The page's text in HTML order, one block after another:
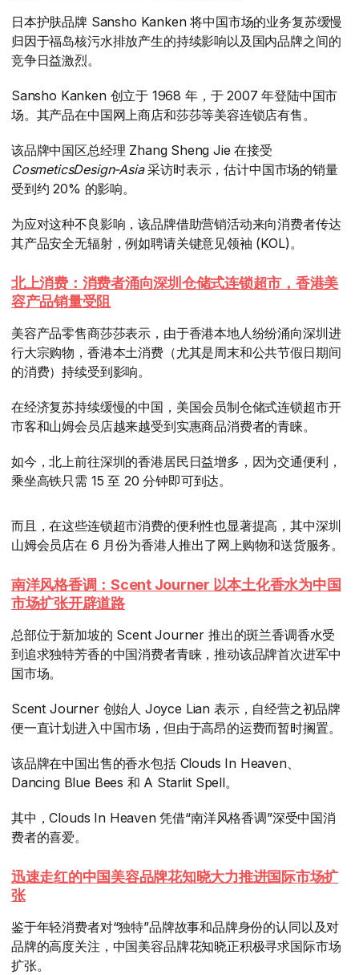
日本护肤品牌 Sansho Kanken 将中国市场的业务复苏缓慢
归因于福岛核污水排放产生的持续影响以及国内品牌之间的
竞争日益激烈。
Sansho Kanken 创立于 1968 年，于 2007 年登陆中国市
场。其产品在中国网上商店和莎莎等美容连锁店有售。
该品牌中国区总经理 Zhang Sheng Jie 在接受
CosmeticsDesign-Asia​ 采访时表示，估计中国市场的销量
受到约 20% 的影响。
为应对这种不良影响，该品牌借助营销活动来向消费者传达
其产品安全无辐射，例如聘请关键意见领袖 (KOL)。
北上消费： 消费者涌向深圳仓储式连锁超市，香港美
容产品销量受阻
美容产品零售商莎莎表示，由于香港本地人纷纷涌向深圳进
行大宗购物，香港本土消费（尤其是周末和公共节假日期间
的消费）持续受到影响。
在经济复苏持续缓慢的中国，美国会员制仓储式连锁超市开
市客和山姆会员店越来越受到实惠商品消费者的青睐。
如今，北上前往深圳的香港居民日益增多，因为交通便利，
乘坐高铁只需 15 至 20 分钟即可到达。
而且，在这些连锁超市消费的便利性也显著提高，其中深圳
山姆会员店在 6 月份为香港人推出了网上购物和送货服务。
南洋风格香调：Scent Journer 以本土化香水为中国
市场扩张开辟道路
总部位于新加坡的 Scent Journer 推出的斑兰香调香水受
到追求独特芳香的中国消费者青睐，推动该品牌首次进军中
国市场。
Scent Journer 创始人 Joyce Lian 表示，自经营之初品牌
便一直计划进入中国市场，但由于高昂的运费而暂时搁置。
该品牌在中国出售的香水包括 Clouds In Heaven、
Dancing Blue Bees 和 A Starlit Spell。
其中，Clouds In Heaven 凭借“南洋风格香调”深受中国消
费者的喜爱。
迅速走红的中国美容品牌花知晓大力推进国际市场扩
张
鉴于年轻消费者对“独特”品牌故事和品牌身份的认同以及对
品牌的高度关注，中国美容品牌花知晓正积极寻求国际市场
扩张。